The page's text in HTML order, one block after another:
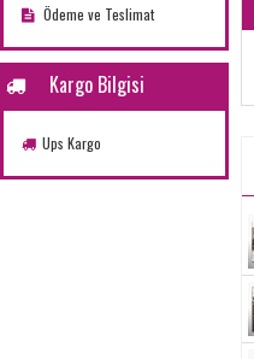
Ödeme ve Teslimat
Kargo Bilgisi
Ups Kargo